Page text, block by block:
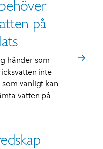
på
händer som
inte
som vanligt kan
vatten på